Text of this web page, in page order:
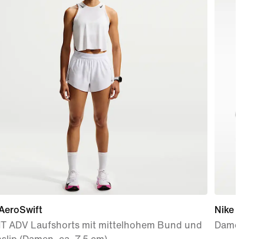
ADV Laufshorts mit mittelhohem Bund und
Nike Free
Damen-